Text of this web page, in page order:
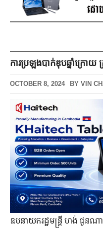
ការប្រឡងបាក់ឌុបឆ្នាំក្រ
OCTOBER 8, 2024 BY VIN
ឧបនាយករដ្ឋមន្ត្រី ហង់ ជួនណ